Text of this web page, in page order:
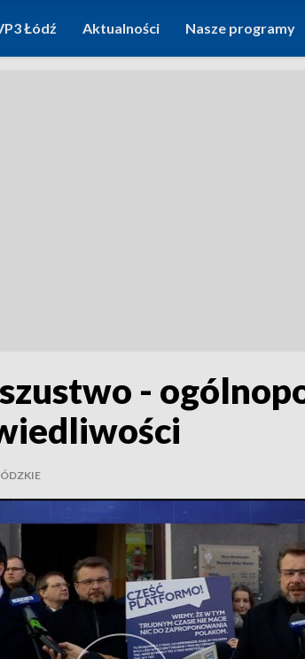
Łódź Aktualności Nasze programy
-